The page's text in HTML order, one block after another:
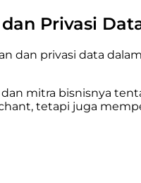
Privasi
dan privasi data
mitra bisnisnya
tetapi juga